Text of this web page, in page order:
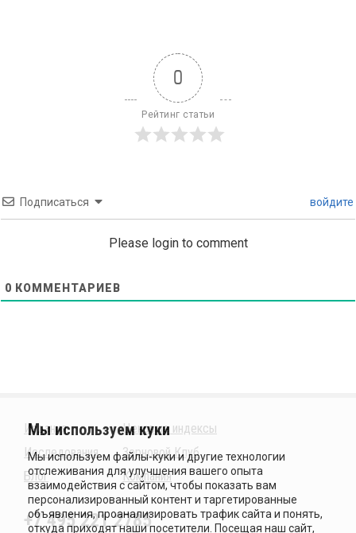
0
Рейтинг статьи
Подписаться войдите
Please login to comment
0 КОММЕНТАРИЕВ
Издания
Исследования
Блог
Ценовые индексы
Зерновой Клуб
Компания
+7 495 221 2785